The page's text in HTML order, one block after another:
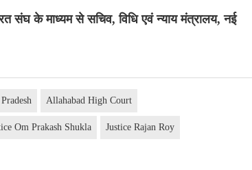
संघ के माध्यम से सचिव, विधि एवं न्याय मंत्रालय, नई
Allahabad High Court
Om Prakash Shukla Justice Rajan Roy